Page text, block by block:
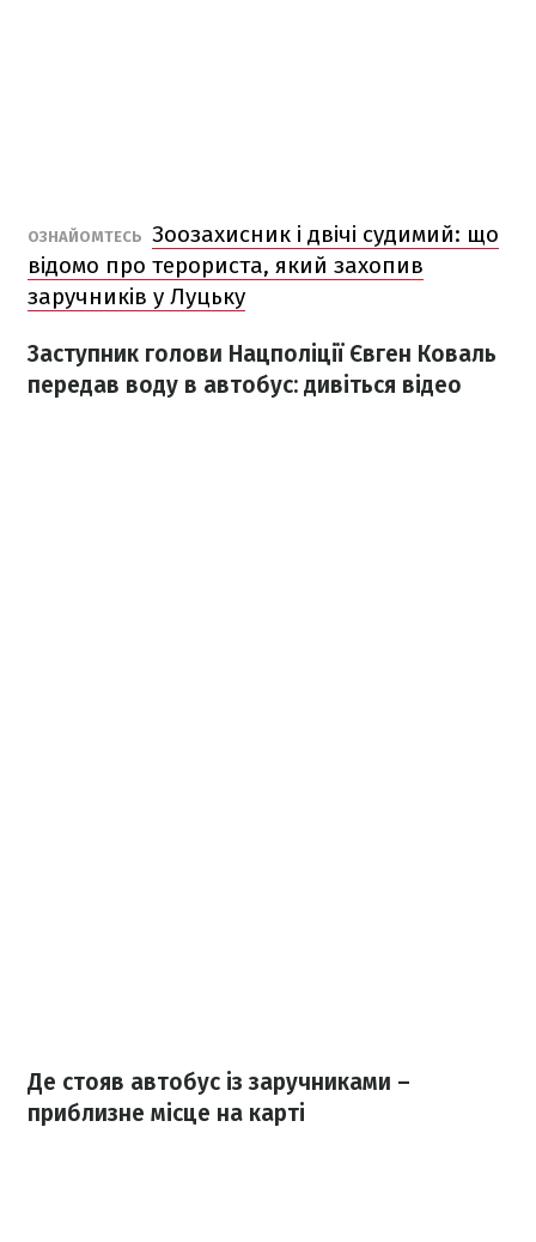
ОЗНАЙОМТЕСЬ Зоозахисник і двічі судимий: що
відомо про терориста, який захопив
заручників у Луцьку
Заступник голови Нацполіції Євген Коваль
передав воду в автобус: дивіться відео
Де стояв автобус із заручниками –
приблизне місце на карті